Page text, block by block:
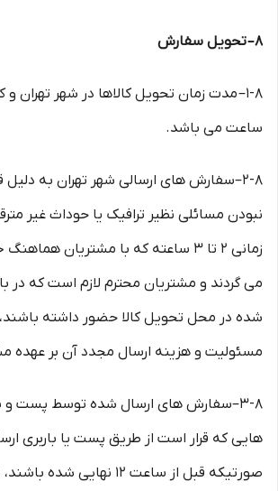
۸– تحویل سفارش
ساعت می باشد.
۲-۸–سفارش های ارسالی شهر تهران به
نبودن مسائلی نظیر ترافیک یا حوداث غیر
زمانی ۲ تا ۳ ساعته که با مشتریان
می گردند و مشتریان محترم لازم است که در
شده در محل تحویل کالا حضور داشته
مسئولیت و هزینه ارسال مجدد آن بر عهده
۳-۸–سفارش های ارسال شده توسط پست و
هایی که قرار است از طریق پست یا باربری
صورتیکه قبل از ساعت ۱۲ نهایی